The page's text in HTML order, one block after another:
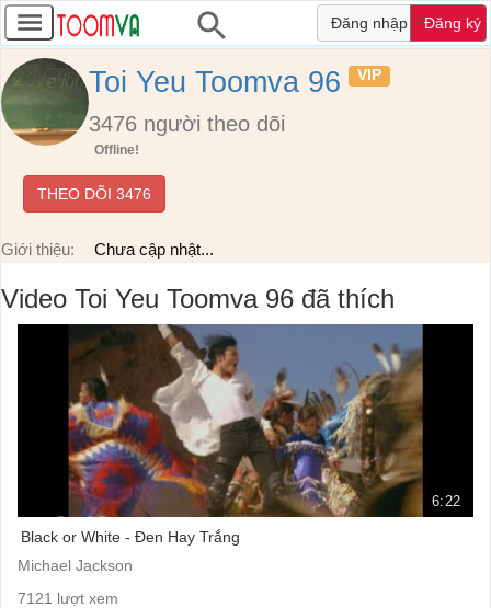
Đăng nhập Đăng ký
Toi Yeu Toomva 96 VIP
3476 người theo dõi
Offline!
THEO DÕI 3476
Giới thiệu: Chưa cập nhật...
Video Toi Yeu Toomva 96 đã thích
6:22
Black or White - Đen Hay Trắng
Michael Jackson
7121 lượt xem